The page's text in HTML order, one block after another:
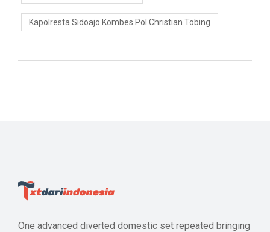
Kapolresta Sidoajo Kombes Pol Christian Tobing
One advanced diverted domestic set repeated bringing